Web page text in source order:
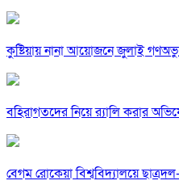
কুষ্টিয়ায় নানা আয়োজনে জুলাই
বহিরাগতদের নিয়ে র‍্যালি করার
বেগম রোকেয়া বিশ্ববিদ্যালয়ে